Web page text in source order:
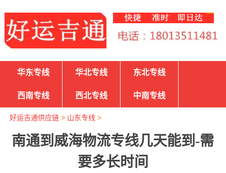
华东专线 华北专线 东北专线
西南专线 西北专线 中南专线
好运吉通供应链> 山东专线 >
南通到威海物流专线几天能到-需
要多长时间